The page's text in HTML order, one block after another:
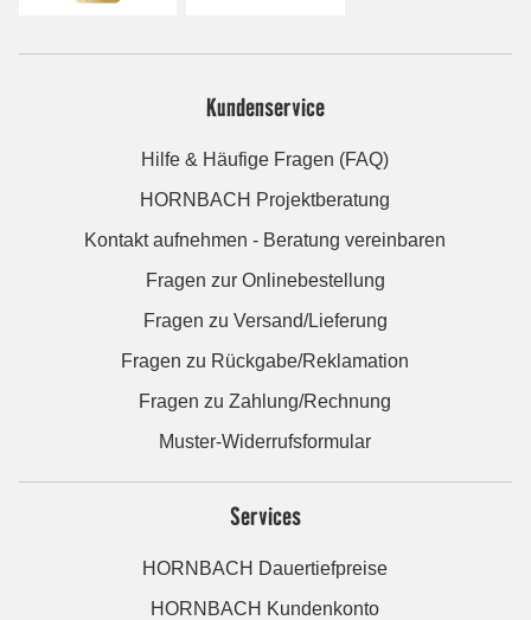
Kundenservice
Hilfe & Häufige Fragen (FAQ)
HORNBACH Projektberatung
Kontakt aufnehmen - Beratung vereinbaren
Fragen zur Onlinebestellung
Fragen zu Versand/Lieferung
Fragen zu Rückgabe/Reklamation
Fragen zu Zahlung/Rechnung
Muster-Widerrufsformular
Services
HORNBACH Dauertiefpreise
HORNBACH Kundenkonto